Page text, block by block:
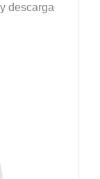
descarga